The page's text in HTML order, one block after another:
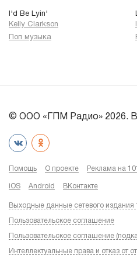
I'd Be Lyin'
Kelly Clarkson
Поп музыка
© ООО «ГПМ Радио» 2026.
Помощь О проекте Реклама на
iOS Android ВКонтакте
Выходные данные сетевого издания
Пользовательское соглашение
Пользовательское соглашение
Интеллектуальные права и отказ от